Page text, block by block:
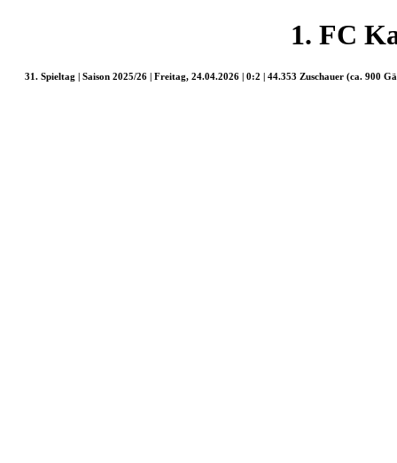
1. FC
31. Spieltag | Saison 2025/26 | Freitag, 24.04.2026 | 0:2 | 44.353 Zuschauer (ca. 900